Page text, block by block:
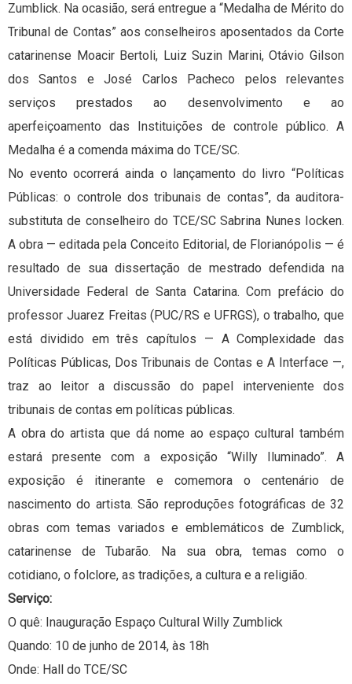
Zumblick. Na ocasião, será entregue a “Medalha de Mérito do
Tribunal de Contas” aos conselheiros aposentados da Corte
catarinense Moacir Bertoli, Luiz Suzin Marini, Otávio Gilson
dos Santos e José Carlos Pacheco pelos relevantes
serviços prestados ao desenvolvimento e ao
aperfeiçoamento das Instituições de controle público. A
Medalha é a comenda máxima do TCE/SC.
No evento ocorrerá ainda o lançamento do livro “Políticas
Públicas: o controle dos tribunais de contas”, da auditora-
substituta de conselheiro do TCE/SC Sabrina Nunes Iocken.
A obra — editada pela Conceito Editorial, de Florianópolis — é
resultado de sua dissertação de mestrado defendida na
Universidade Federal de Santa Catarina. Com prefácio do
professor Juarez Freitas (PUC/RS e UFRGS), o trabalho, que
está dividido em três capítulos — A Complexidade das
Políticas Públicas, Dos Tribunais de Contas e A Interface —,
traz ao leitor a discussão do papel interveniente dos
tribunais de contas em políticas públicas.
A obra do artista que dá nome ao espaço cultural também
estará presente com a exposição “Willy Iluminado”. A
exposição é itinerante e comemora o centenário de
nascimento do artista. São reproduções fotográficas de 32
obras com temas variados e emblemáticos de Zumblick,
catarinense de Tubarão. Na sua obra, temas como o
cotidiano, o folclore, as tradições, a cultura e a religião.
Serviço:
O quê: Inauguração Espaço Cultural Willy Zumblick
Quando: 10 de junho de 2014, às 18h
Onde: Hall do TCE/SC